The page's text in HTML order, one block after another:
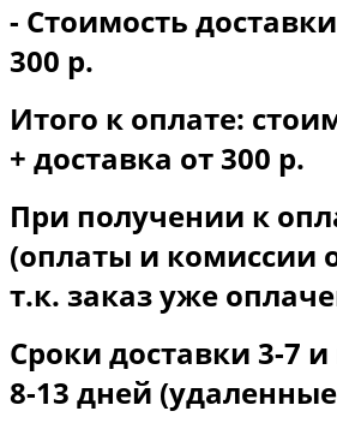
- Стоимость
300 р.
Итого к оплате:
+ доставка от 300 р.
При получении к
(оплаты и комиссии
т.к. заказ уже
Сроки доставки 3-7
8-13 дней